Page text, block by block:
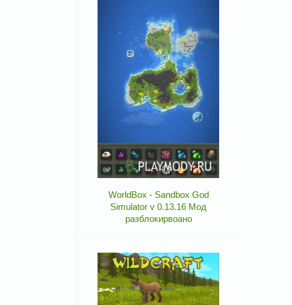
WorldBox - Sandbox God
Simulator v 0.13.16 Мод
разблокирвоано